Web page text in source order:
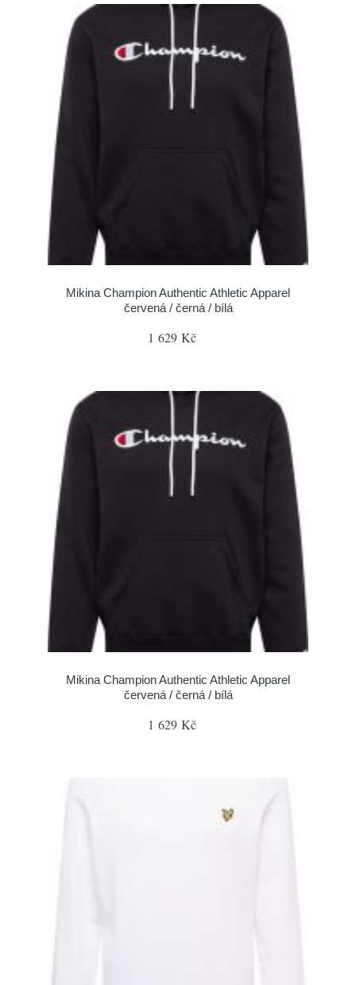
Mikina Champion Authentic Athletic Apparel
červená / černá / bílá
1 629 Kč
Mikina Champion Authentic Athletic Apparel
červená / černá / bílá
1 629 Kč